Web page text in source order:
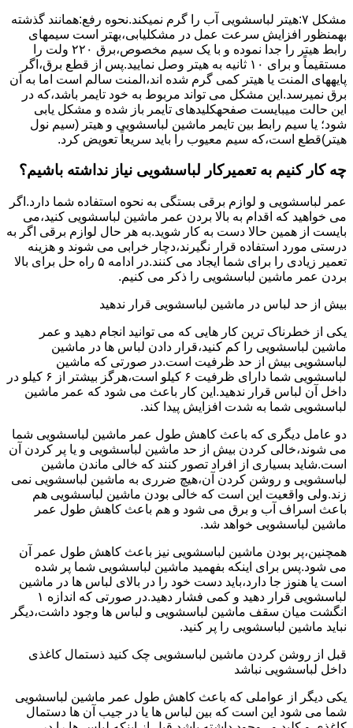
مشکل ۷:ﻫﯿﺘﺮ لباسشویی آب را ﮔﺮم نمیکند.نحوه رﻓﻊ:ﻫﻤﺎﻧﻨﺪ ﮔﺬﺷﺘﻪ
بهمنظور اﻓﺰاﯾﺶ ﺳﺮﻋﺖ ﻋﻤﻞ در مشکلیابی،بهتر است سیمهای
راﺑﻂ ﻫﯿﺘﺮ را ﺟﺪا ﻧﻤﻮده و ﺑﺎ ﯾﮏ ﺳﯿﻢ ﻣﺨﺼﻮص،برق ۲۲۰ ولت را
مستقیماً و برای ۱۰ ﺛﺎﻧﯿﻪ ﺑﻪ ﻫﯿﺘﺮ وصل نمایید.ﭘﺲ از ﻗﻄﻊ ﺑﺮق،اﮔﺮ
پایههای اﻟﻤﻨﺖ یا هیتر کمی ﮔﺮم ﺷﺪه اند،اﻟﻤﻨﺖ ﺳﺎﻟﻢ است اما ﺑﻪ آن
ﺑﺮق نمیرسد.اﯾﻦ ﻣﺸﮑﻞ می تواند مربوط به ﺧﻮد ﺗﺎﯾﻤﺮ باشد،ﮐﻪ در
این حالت میبایست صفحهکلیدهای ﺗﺎﯾﻤﺮ باز شده و مشکل یابی
شود؛ ﯾﺎ ﺳﯿﻢ راﺑﻂ ﺑﯿﻦ ﺗﺎﯾﻤﺮ ماشین لباسشویی و ﻫﯿﺘﺮ (سیم ﻧﻮل
ﻫﯿﺘﺮ)ﻗﻄﻊ اﺳﺖ،ﮐﻪ ﺳﯿﻢ ﻣﻌﯿﻮب را ﺑﺎﯾﺪ سریعاً ﺗﻌﻮﯾﺾ کرد.
چه کار کنیم به تعمیرکار لباسشویی نیاز نداشته باشیم؟
عمر لباسشویی و لوازم برقی بستگی به نحوه استفاده شما دارد.اگر
می خواهید که اقدام به بالا بردن عمر ماشین لباسشویی کنید،می
بایست از همین حالا دست به کار شوید.به هر حال لوازم برقی اگر به
درستی مورد استفاده قرار نگیرند،دچار خرابی می شوند و هزینه
تعمیر زیادی را برای شما ایجاد می کنند.در ادامه ۵ راه حل برای بالا
بردن عمر ماشین لباسشویی را ذکر می کنیم.
بیش از حد لباس در ماشین لباسشویی قرار ندهید
یکی از خطرناک ترین کار هایی که می توانید انجام دهید و عمر
ماشین لباسشویی را کم کنید،قرار دادن لباس ها در ماشین
لباسشویی بیش از حد ظرفیت است.در صورتی که ماشین
لباسشویی شما دارای ظرفیت ۶ کیلو است،هرگز بیشتر از ۶ کیلو در
داخل آن لباس قرار ندهید.این کار باعث می شود که عمر ماشین
لباسشویی شما به شدت افزایش پیدا کند.
دو عامل دیگری که باعث کاهش طول عمر ماشین لباسشویی شما
می شوند،خالی کردن بیش از حد ماشین لباسشویی و یا پر کردن آن
است.شاید بسیاری از افراد تصور کنند که خالی ماندن ماشین
لباسشویی و روشن کردن آن،هیچ ضرری به ماشین لباسشویی نمی
زند.ولی واقعیت این است که خالی بودن ماشین لباسشویی هم
باعث اسراف آب و برق می شود و هم باعث کاهش طول عمر
ماشین لباسشویی خواهد شد.
همچنین،پر بودن ماشین لباسشویی نیز باعث کاهش طول عمر آن
می شود.پس برای اینکه بفهمید ماشین لباسشویی شما پر شده
است یا هنوز جا دارد،باید دست خود را در بالای لباس ها در ماشین
لباسشویی قرار دهید و کمی فشار دهید.در صورتی که اندازه ۱
انگشت میان سقف ماشین لباسشویی و لباس ها وجود داشت،دیگر
نباید ماشین لباسشویی را پر کنید.
قبل از روشن کردن ماشین لباسشویی چک کنید ذستمال کاغذی
داخل لباسشویی نباشد
یکی دیگر از عواملی که باعث کاهش طول عمر ماشین لباسشویی
شما می شود این است که بین لباس ها یا در جیب آن ها دستمال